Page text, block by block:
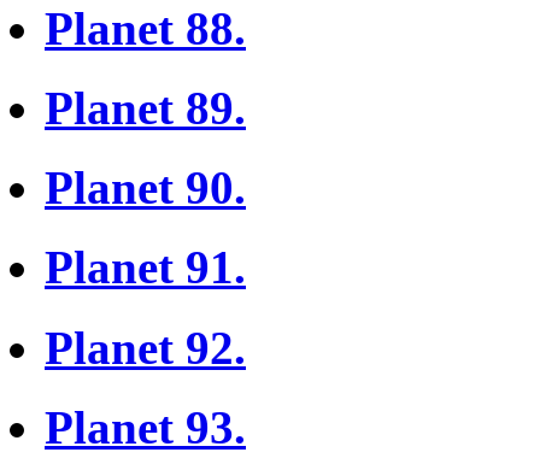
Planet 88.
Planet 89.
Planet 90.
Planet 91.
Planet 92.
Planet 93.